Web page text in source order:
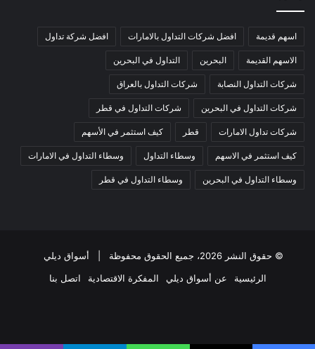
اسهم قديمة افضل شركات التداول بالامارات افضل شركة تداول
الاسهم القديمة البحرين التداول في البحرين
شركات التداول النصابة شركات التداول بالعراق
شركات التداول في البحرين شركات التداول في قطر
شركات تداول الامارات قطر كيف استثمر في الأسهم
كيف استثمر في الاسهم وسطاء التداول وسطاء التداول في الامارات
وسطاء التداول في البحرين وسطاء التداول في قطر
© حقوق النشر 2026، جميع الحقوق محفوظة |
أسواق ديلي
الرئيسية
عن أسواق ديلي المفكرة الاقتصادية اتصل بنا